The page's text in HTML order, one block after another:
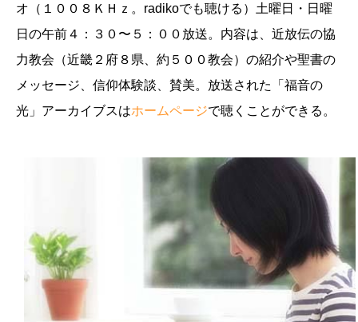
オ（１００８ＫＨｚ。radikoでも聴ける）土曜日・日曜
日の午前４：３０〜５：００放送。内容は、近放伝の協
力教会（近畿２府８県、約５００教会）の紹介や聖書の
メッセージ、信仰体験談、賛美。放送された「福音の
光」アーカイブスはホームページで聴くことができる。